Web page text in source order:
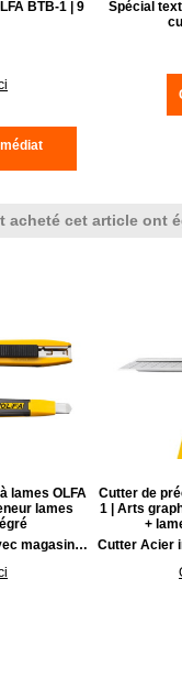
BTB-1 | 9
Spécial
acheté cet article ont
lames OLFA
lames
Cutter de précision avec magasin à lames OLFA | 9 mm. Plus besoin de chercher où stocker vos segments de lame utilisés.
Cutter de
1 | Arts
+